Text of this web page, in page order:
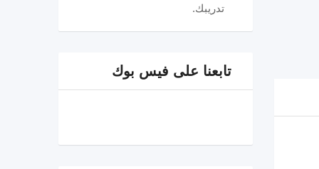
تدريبك.
تابعنا على فيس بوك